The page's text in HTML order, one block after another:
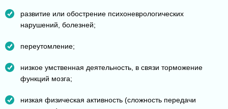
развитие или обострение психоневрологических
нарушений, болезней;
переутомление;
низкое умственная деятельность, в связи торможение
функций мозга;
низкая физическая активность (сложность передачи